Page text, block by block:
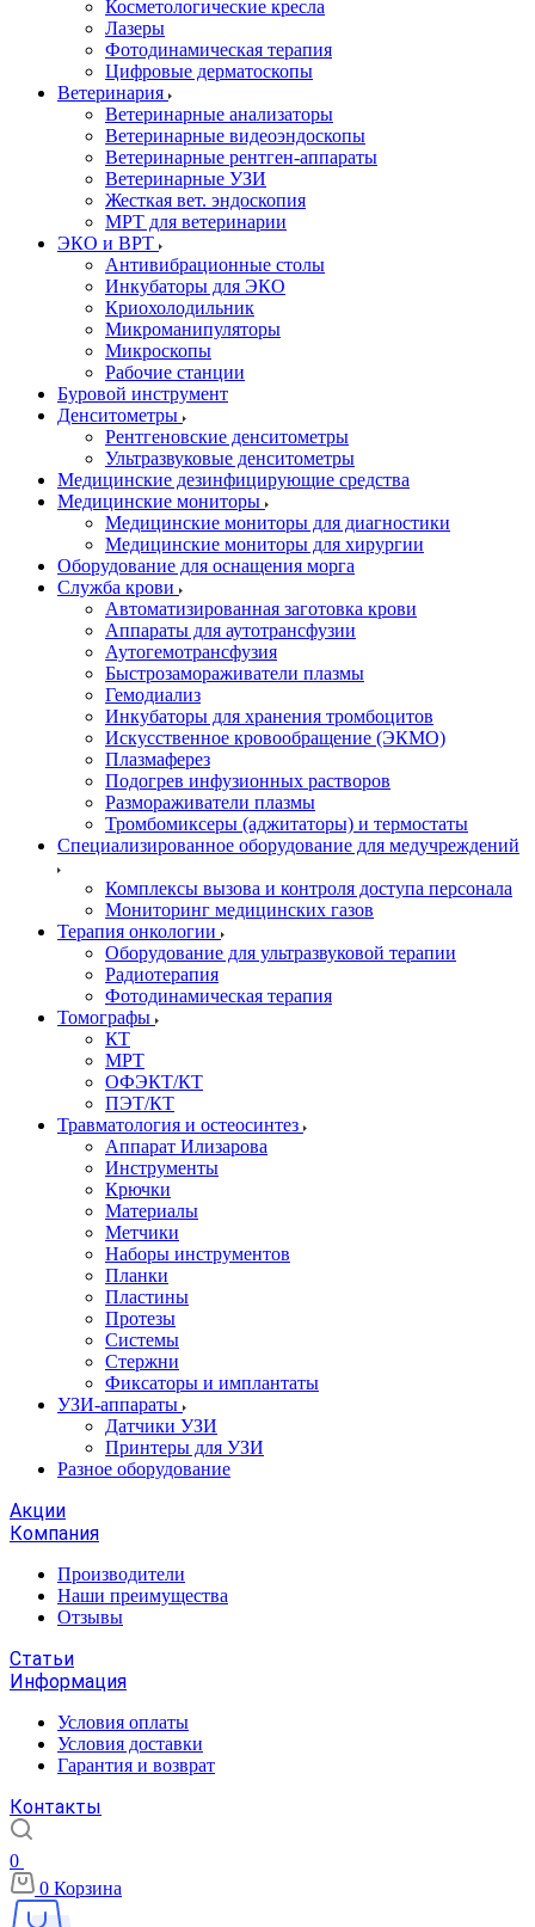
Косметологические кресла
Лазеры
Фотодинамическая терапия
Цифровые дерматоскопы
Ветеринария
Ветеринарные анализаторы
Ветеринарные видеоэндоскопы
Ветеринарные рентген-аппараты
Ветеринарные УЗИ
Жесткая вет. эндоскопия
МРТ для ветеринарии
ЭКО и ВРТ
Антивибрационные столы
Инкубаторы для ЭКО
Криохолодильник
Микроманипуляторы
Микроскопы
Рабочие станции
Буровой инструмент
Денситометры
Рентгеновские денситометры
Ультразвуковые денситометры
Медицинские дезинфицирующие средства
Медицинские мониторы
Медицинские мониторы для диагностики
Медицинские мониторы для хирургии
Оборудование для оснащения морга
Служба крови
Автоматизированная заготовка крови
Аппараты для аутотрансфузии
Аутогемотрансфузия
Быстрозамораживатели плазмы
Гемодиализ
Инкубаторы для хранения тромбоцитов
Искусственное кровообращение (ЭКМО)
Плазмаферез
Подогрев инфузионных растворов
Размораживатели плазмы
Тромбомиксеры (аджитаторы) и термостаты
Специализированное оборудование для медучреждений
Комплексы вызова и контроля доступа персонала
Мониторинг медицинских газов
Терапия онкологии
Оборудование для ультразвуковой терапии
Радиотерапия
Фотодинамическая терапия
Томографы
КТ
МРТ
ОФЭКТ/КТ
ПЭТ/КТ
Травматология и остеосинтез
Аппарат Илизарова
Инструменты
Крючки
Материалы
Метчики
Наборы инструментов
Планки
Пластины
Протезы
Системы
Стержни
Фиксаторы и имплантаты
УЗИ-аппараты
Датчики УЗИ
Принтеры для УЗИ
Разное оборудование
Акции
Компания
Производители
Наши преимущества
Отзывы
Статьи
Информация
Условия оплаты
Условия доставки
Гарантия и возврат
Контакты
0
0 Корзина